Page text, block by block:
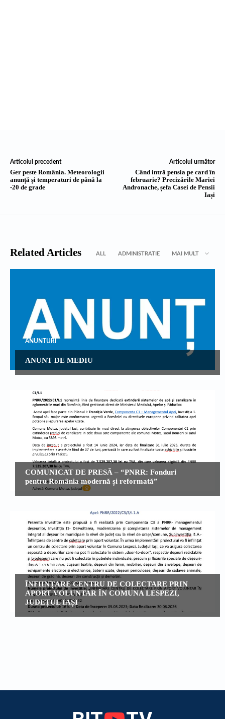
Articolul precedent
Ger peste România. Meteorologii
anunță și temperaturi de până la
-20 de grade
Articolul următor
Când intră pensia pe card în
februarie? Precizările Mariei
Andronache, șefa Casei de Pensii
Iași
Related Articles ALL ADMINISTRATIE MAI MULT
ANUNTURI
ANUNT DE MEDIU
ADMINISTRATIE
COMUNICAT DE PRESĂ – “PNRR: Fonduri
pentru România modernă și reformată”
ADMINISTRATIE
ÎNFIINȚARE CENTRU DE COLECTARE PRIN
APORT VOLUNTAR ÎN COMUNA LESPEZI,
JUDEȚUL IAȘI